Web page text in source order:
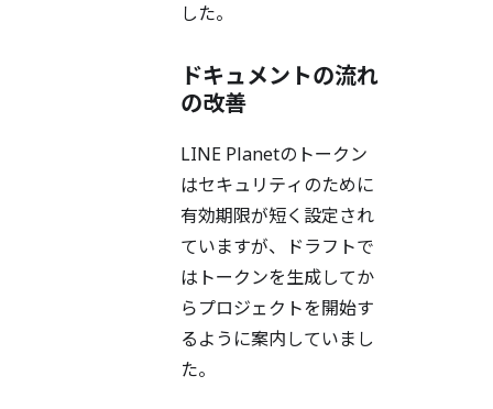
した。
ドキュメントの流れ
の改善
LINE Planetのトークン
はセキュリティのために
有効期限が短く設定され
ていますが、ドラフトで
はトークンを生成してか
らプロジェクトを開始す
るように案内していまし
た。